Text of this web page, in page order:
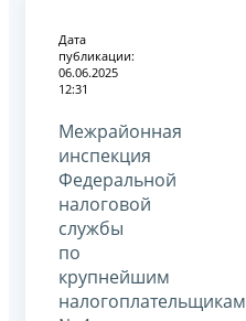
Дата
публикации:
06.06.2025
12:31
Межрайонная
инспекция
Федеральной
налоговой
службы
по
крупнейшим
налогоплательщикам